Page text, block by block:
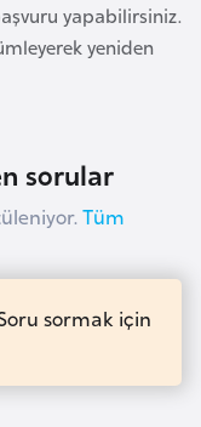
yapabilirsiniz.
yeniden
sorular
Tüm
sormak için